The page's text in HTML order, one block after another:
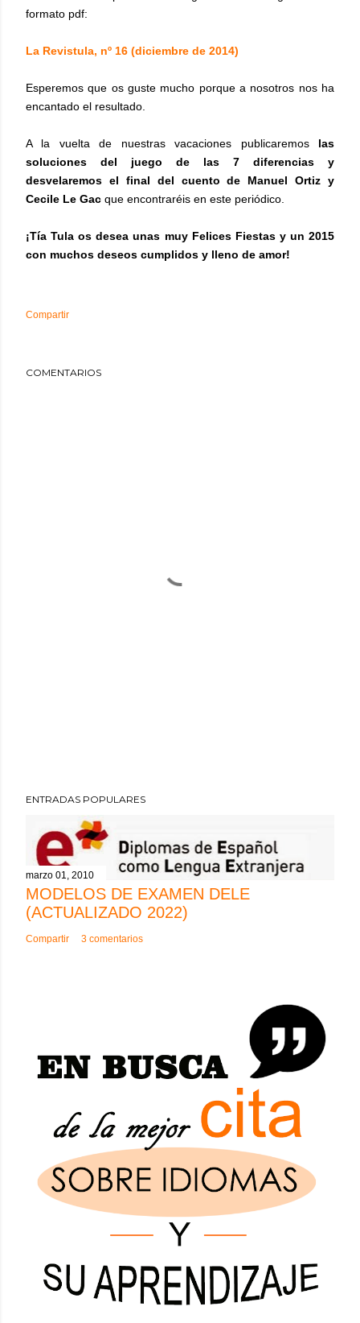
formato pdf:
La Revistula, nº 16 (diciembre de 2014)
Esperemos que os guste mucho porque a nosotros nos ha
encantado el resultado.
A la vuelta de nuestras vacaciones publicaremoslas
soluciones del juego de las 7 diferencias y
desvelaremos el final del cuento de Manuel Ortiz y
Cecile Le Gac que encontraréis en este periódico.
¡Tía Tula os desea unas muy Felices Fiestas y un 2015
con muchos deseos cumplidos y lleno de amor!
Compartir
COMENTARIOS
ENTRADAS POPULARES
marzo 01, 2010
MODELOS DE EXAMEN DELE
(ACTUALIZADO 2022)
Compartir 3 comentarios